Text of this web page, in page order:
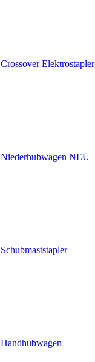
Crossover Elektrostapler
Niederhubwagen NEU
Schubmaststapler
Handhubwagen